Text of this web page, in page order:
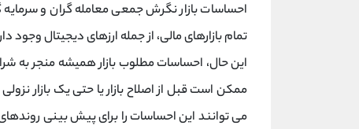
احساسات بازار نگرش جمعی معامله گران و سرمایه
تمام بازارهای مالی، از جمله ارزهای دیجیتال وجود
این حال، احساسات مطلوب بازار همیشه منجر به
ممکن است قبل از اصلاح بازار یا حتی یک بازار
می توانند این احساسات را برای پیش بینی